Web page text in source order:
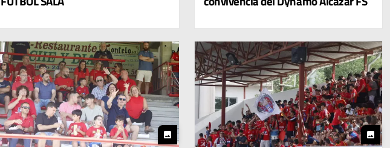
photo photo